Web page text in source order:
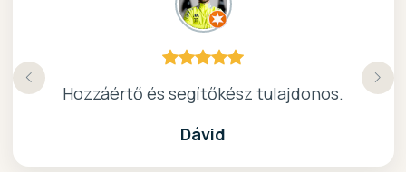
Hozzáértő és segítőkész tulajdonos.
Dávid
kiváló surf-ös bolt .. ajánlom!
Nagyon kedves elado, jo kis bolt :)
Köszönöm a gyors, barátságos kiszolgálast.